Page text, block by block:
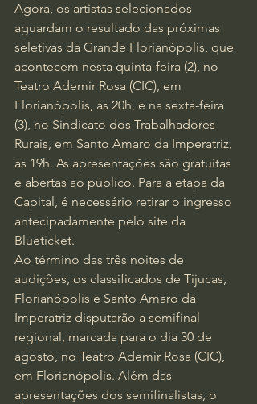
Agora, os artistas selecionados
aguardam o resultado das próximas
seletivas da Grande Florianópolis, que
acontecem nesta quinta-feira (2), no
Teatro Ademir Rosa (CIC), em
Florianópolis, às 20h, e na sexta-feira
(3), no Sindicato dos Trabalhadores
Rurais, em Santo Amaro da Imperatriz,
às 19h. As apresentações são gratuitas
e abertas ao público. Para a etapa da
Capital, é necessário retirar o ingresso
antecipadamente pelo site da
Blueticket.
Ao término das três noites de
audições, os classificados de Tijucas,
Florianópolis e Santo Amaro da
Imperatriz disputarão a semifinal
regional, marcada para o dia 30 de
agosto, no Teatro Ademir Rosa (CIC),
em Florianópolis. Além das
apresentações dos semifinalistas, o